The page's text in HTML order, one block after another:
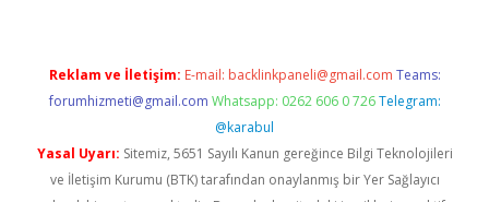
Reklam ve İletişim: E-mail: backlinkpaneli@gmail.com Teams:
forumhizmeti@gmail.com Whatsapp: 0262 606 0 726 Telegram:
@karabul
Yasal Uyarı: Sitemiz, 5651 Sayılı Kanun gereğince Bilgi Teknolojileri
ve İletişim Kurumu (BTK) tarafından onaylanmış bir Yer Sağlayıcı